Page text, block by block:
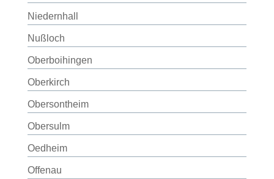
Niedernhall
Nußloch
Oberboihingen
Oberkirch
Obersontheim
Obersulm
Oedheim
Offenau